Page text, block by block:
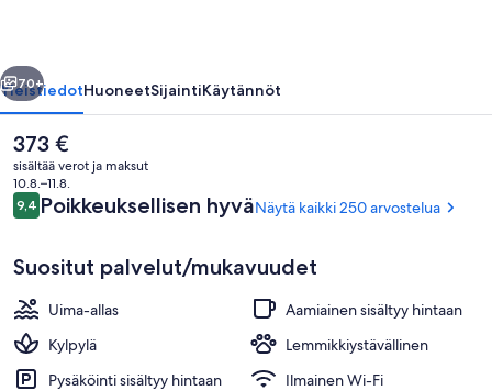
Parihoitohuone(ita), sauna,
Seuraava
70+
YleistiedotHuoneetSijaintiKäytännöt
Nykyinen
hinta
on
373 €
373 €
sisältää verot ja maksut
10.8.–11.8.
Arvostelut
9,49,4 kautta 10.
Poikkeuksellisen hyväNäytä kaikki 250 arvostelua
Suositut palvelut/mukavuudet
Uima-allas
Aamiainen sisältyy hintaan
Kylpylä
Lemmikkiystävällinen
Pysäköinti sisältyy hintaan
Ilmainen Wi-Fi